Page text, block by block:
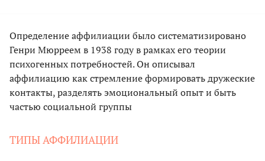
Определение аффилиации было систематизировано
Генри Мюрреем в 1938 году в рамках его теории
психогенных потребностей. Он описывал
аффилиацию как стремление формировать дружеские
контакты, разделять эмоциональный опыт и быть
частью социальной группы
ТИПЫ АФФИЛИАЦИИ